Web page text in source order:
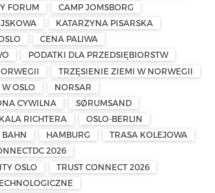
FORUM
CAMP JOMSBORG
KATARZYNA PISARSKA
CENA PALIWA
PODATKI DLA PRZEDSIĘBIORSTW
TRZĘSIENIE ZIEMI W NORWEGII
OSLO
NORSAR
CYWILNA
SØRUMSAND
RICHTERA
OSLO-BERLIN
BAHN
HAMBURG
TRASA KOLEJOWA
2026
OSLO
TRUST CONNECT 2026